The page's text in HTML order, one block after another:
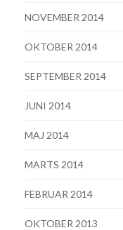
NOVEMBER 2014
OKTOBER 2014
SEPTEMBER 2014
JUNI 2014
MAJ 2014
MARTS 2014
FEBRUAR 2014
OKTOBER 2013